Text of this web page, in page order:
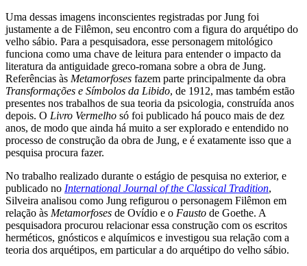
Uma dessas imagens inconscientes registradas por Jung foi
justamente a de Filêmon, seu encontro com a figura do arquétipo do
velho sábio. Para a pesquisadora, esse personagem mitológico
funciona como uma chave de leitura para entender o impacto da
literatura da antiguidade greco-romana sobre a obra de Jung.
Referências às Metamorfoses fazem parte principalmente da obra
Transformações e Símbolos da Libido, de 1912, mas também estão
presentes nos trabalhos de sua teoria da psicologia, construída anos
depois. O Livro Vermelho só foi publicado há pouco mais de dez
anos, de modo que ainda há muito a ser explorado e entendido no
processo de construção da obra de Jung, e é exatamente isso que a
pesquisa procura fazer.
No trabalho realizado durante o estágio de pesquisa no exterior, e
publicado no International Journal of the Classical Tradition,
Silveira analisou como Jung refigurou o personagem Filêmon em
relação às Metamorfoses de Ovídio e o Fausto de Goethe. A
pesquisadora procurou relacionar essa construção com os escritos
herméticos, gnósticos e alquímicos e investigou sua relação com a
teoria dos arquétipos, em particular a do arquétipo do velho sábio.